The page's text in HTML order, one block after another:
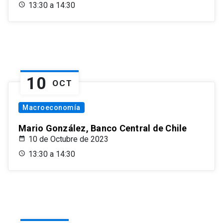
13:30 a 14:30
10 OCT
Macroeconomía
Mario González, Banco Central de Chile
10 de Octubre de 2023
13:30 a 14:30